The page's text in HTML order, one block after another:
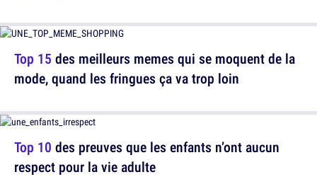
Top 10 des preuves que les enfants n’ont aucun
respect pour la vie adulte
Top 15 des meilleurs memes qui se moquent de la
mode, quand les fringues ça va trop loin